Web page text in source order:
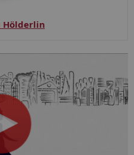
Hölderlin